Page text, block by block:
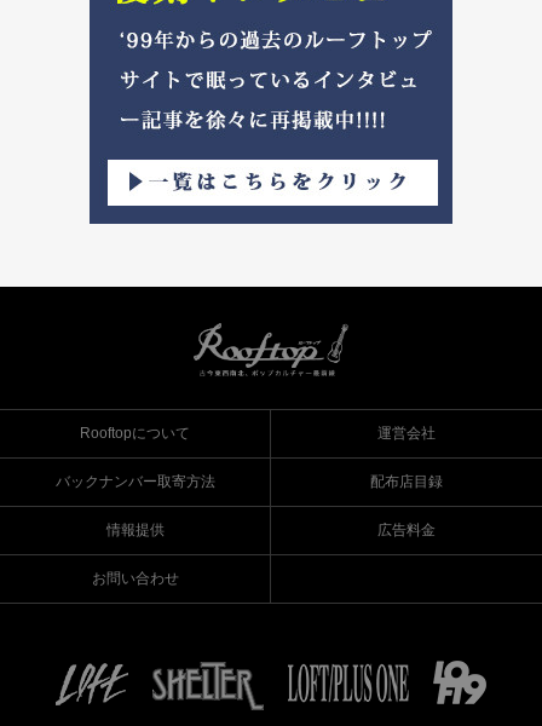
Rooftopについて 運営会社
バックナンバー取寄方法 配布店目録
情報提供 広告料金
お問い合わせ